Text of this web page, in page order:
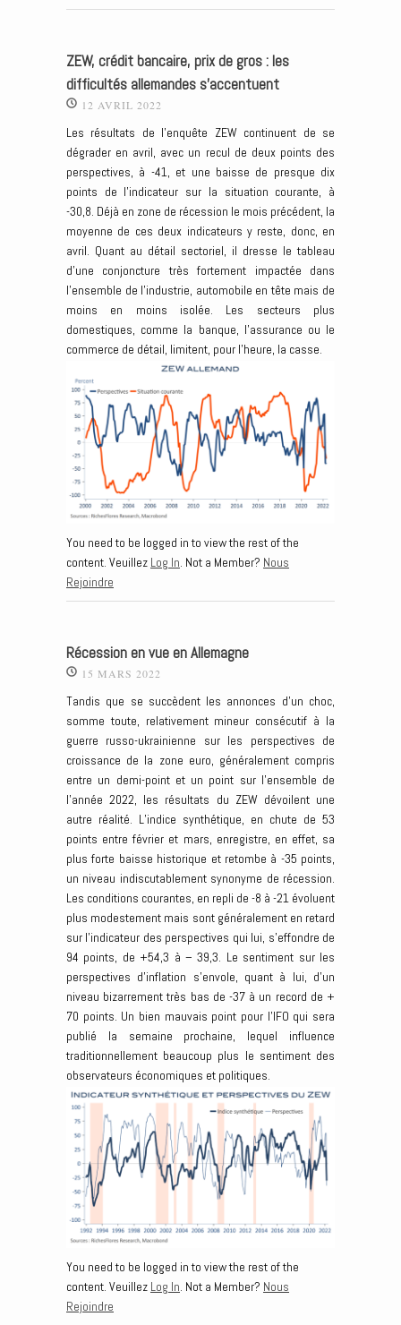
ZEW, crédit bancaire, prix de gros : les
difficultés allemandes s’accentuent
12 AVRIL 2022
Les résultats de l’enquête ZEW continuent de se
dégrader en avril, avec un recul de deux points des
perspectives, à -41, et une baisse de presque dix
points de l’indicateur sur la situation courante, à
-30,8. Déjà en zone de récession le mois précédent, la
moyenne de ces deux indicateurs y reste, donc, en
avril. Quant au détail sectoriel, il dresse le tableau
d’une conjoncture très fortement impactée dans
l’ensemble de l’industrie, automobile en tête mais de
moins en moins isolée. Les secteurs plus
domestiques, comme la banque, l’assurance ou le
commerce de détail, limitent, pour l’heure, la casse.
You need to be logged in to view the rest of the
content. Veuillez Log In. Not a Member? Nous
Rejoindre
Récession en vue en Allemagne
15 MARS 2022
Tandis que se succèdent les annonces d’un choc,
somme toute, relativement mineur consécutif à la
guerre russo-ukrainienne sur les perspectives de
croissance de la zone euro, généralement compris
entre un demi-point et un point sur l’ensemble de
l’année 2022, les résultats du ZEW dévoilent une
autre réalité. L’indice synthétique, en chute de 53
points entre février et mars, enregistre, en effet, sa
plus forte baisse historique et retombe à -35 points,
un niveau indiscutablement synonyme de récession.
Les conditions courantes, en repli de -8 à -21 évoluent
plus modestement mais sont généralement en retard
sur l’indicateur des perspectives qui lui, s’effondre de
94 points, de +54,3 à – 39,3. Le sentiment sur les
perspectives d’inflation s’envole, quant à lui, d’un
niveau bizarrement très bas de -37 à un record de +
70 points. Un bien mauvais point pour l’IFO qui sera
publié la semaine prochaine, lequel influence
traditionnellement beaucoup plus le sentiment des
observateurs économiques et politiques.
You need to be logged in to view the rest of the
content. Veuillez Log In. Not a Member? Nous
Rejoindre